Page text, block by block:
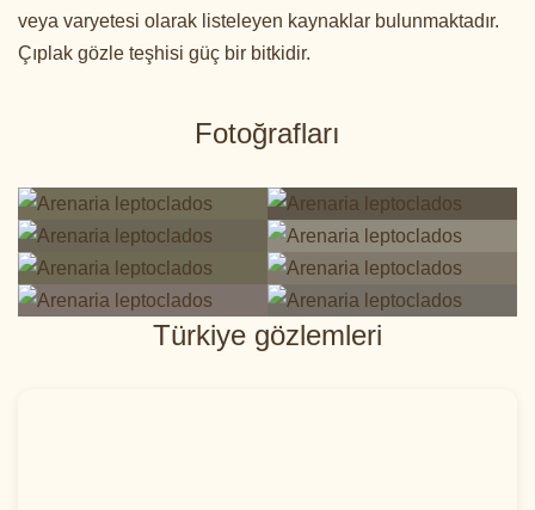
veya varyetesi olarak listeleyen kaynaklar bulunmaktadır.
Çıplak gözle teşhisi güç bir bitkidir.
Fotoğrafları
Türkiye gözlemleri